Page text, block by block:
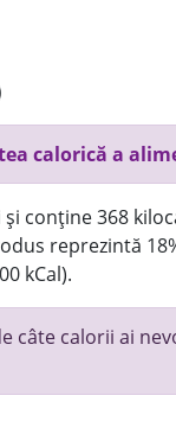
calorică a
conține 368
reprezintă
kCal).
câte calorii ai